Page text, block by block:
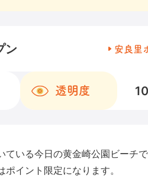
ン 安良里
透明度
いる今日の黄金崎公園ビーチ
イント限定になります。